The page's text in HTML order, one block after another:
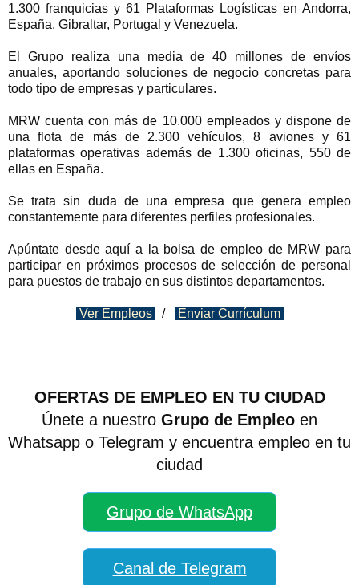
1.300 franquicias y 61 Plataformas Logísticas en Andorra,
España, Gibraltar, Portugal y Venezuela.
El Grupo realiza una media de 40 millones de envíos
anuales, aportando soluciones de negocio concretas para
todo tipo de empresas y particulares.
MRW cuenta con más de 10.000 empleados y dispone de
una flota de más de 2.300 vehículos, 8 aviones y 61
plataformas operativas además de 1.300 oficinas, 550 de
ellas en España.
Se trata sin duda de una empresa que genera empleo
constantemente para diferentes perfiles profesionales.
Apúntate desde aquí a la bolsa de empleo de MRW para
participar en próximos procesos de selección de personal
para puestos de trabajo en sus distintos departamentos.
Ver Empleos / Enviar Currículum
OFERTAS DE EMPLEO EN TU CIUDAD
Únete a nuestro Grupo de Empleo en
Whatsapp o Telegram y encuentra empleo en tu
ciudad
Grupo de WhatsApp
Canal de Telegram